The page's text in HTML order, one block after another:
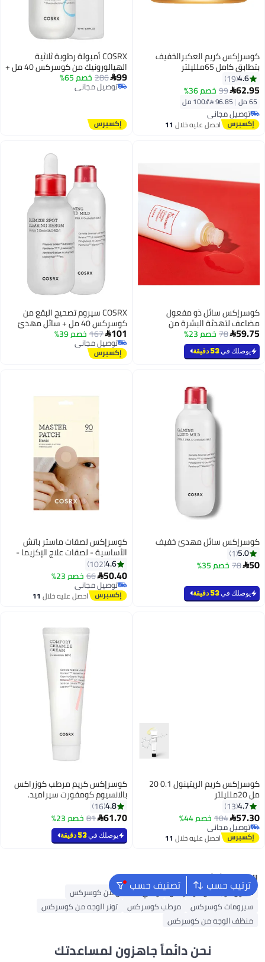
كوسرإكس كريم العكبرالخفيف
بتطابق كامل 65ملليلتر
4.6
19
62.95
99 خصم 36%
65 مل |
توصيل مجاني
توصيل مجانياحصل عليه خلال 11
COSRX أمبولة رطوبة ثلاثية
الهيالورونيك من كوسركس 40 مل +
سائل باور ليكويد خالي من المسام
100 مل
99
286 خصم 65%
توصيل مجاني
توصيل مجاني
كوسرإكس سائل ذو مفعول
مضاعف لتهدئة البشرة من
مجموعة أيه سي 125ملليلتر
59.75
78 خصم 23%
يوصلك في53 دقيقة
COSRX سيروم تصحيح البقع من
كوسركس 40 مل + سائل مهدئ
خفيف
101
167 خصم 39%
توصيل مجاني
توصيل مجاني
كوسرإكس سائل مهدئ خفيف
5.0
1
50
78 خصم 35%
يوصلك في53 دقيقة
كوسرإكس لصقات ماستر باتش
الأساسية - لصقات علاج الإكزيما -
4.6
102
50.40
66 خصم 23%توصيل مجاني
تم بيع +20 مؤخرًا
توصيل مجانياحصل عليه خلال 11
كوسرإكس كريم الريتينول 0.1 20
مل 20ملليلتر
4.7
13
57.30
104 خصم 44%
توصيل مجاني
توصيل مجانياحصل عليه خلال 11
كوسرإكس كريم مرطب كوزراكس
بالانسيوم كومفورت سيراميد.
4.8
16
61.70
81 خصم 23%
يوصلك في53 دقيقة
ترتيب حسب تصنيف حسب البحث الشائع
غسول الوجه من كوسركس
واقي الشمس من كوسركس
سيرومات كوسركس
مرطب كوسركس
تونر الوجه من كوسركس
منظف ​​الوجه من كوسركس
نحن دائماً جاهزون لمساعدتك